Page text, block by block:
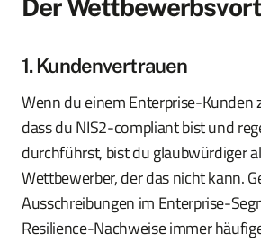
Der
1. Kundenvertrauen
Wenn du einem Enterprise-Kunden
dass du NIS2-compliant bist und
durchführst, bist du glaubwürdiger
Wettbewerber, der das nicht kann.
Ausschreibungen im Enterprise-
Resilience-Nachweise immer